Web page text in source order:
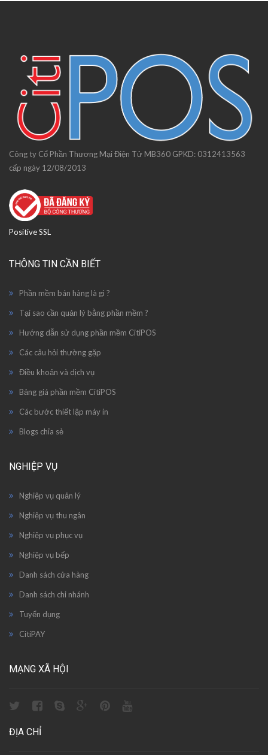
Công ty Cổ Phần Thương Mại Điện Tử MB360 GPKD: 0312413563
cấp ngày 12/08/2013
Positive SSL
THÔNG TIN CẦN BIẾT
Phần mềm bán hàng là gì ?
Tại sao cần quản lý bằng phần mềm ?
Hướng dẫn sử dụng phần mềm CitiPOS
Các câu hỏi thường gặp
Điều khoản và dịch vụ
Bảng giá phần mềm CitiPOS
Các bước thiết lập máy in
Blogs chỉa sẻ
NGHIỆP VỤ
Nghiệp vụ quản lý
Nghiệp vụ thu ngân
Nghiệp vụ phục vụ
Nghiệp vụ bếp
Danh sách cửa hàng
Danh sách chi nhánh
Tuyển dụng
CitiPAY
MẠNG XÃ HỘI
ĐỊA CHỈ